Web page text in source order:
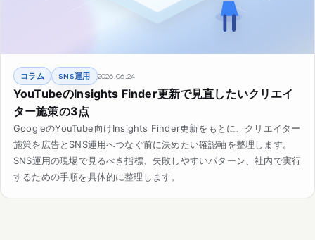
コラム SNS運用 2026.06.24
YouTubeのInsights Finder更新で見直したいクリエイ
ター施策の3点
GoogleのYouTube向けInsights Finder更新をもとに、クリエイター
施策を広告とSNS運用へつなぐ前に決めたい確認軸を整理します。
SNS運用の現場で見るべき指標、失敗しやすいパターン、社内で実行
するための手順を具体的に整理します。